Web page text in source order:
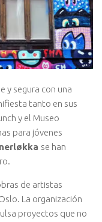
y segura con una
tanto en sus
y el Museo
para jóvenes
se han
de artistas
La organización
proyectos que no